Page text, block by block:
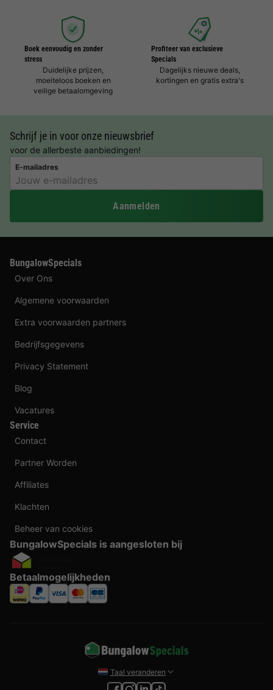
Boek eenvoudig en zonder
stress
Duidelijke prijzen,
moeiteloos boeken en
veilige betaalomgeving
Profiteer van exclusieve
Specials
Dagelijks nieuwe deals,
kortingen en gratis extra's
Schrijf je in voor onze nieuwsbrief
voor de allerbeste aanbiedingen!
E-mailadres
Aanmelden
BungalowSpecials
Over Ons
Algemene voorwaarden
Extra voorwaarden partners
Bedrijfsgegevens
Privacy Statement
Blog
Vacatures
Service
Contact
Partner Worden
Affiliates
Klachten
Beheer van cookies
BungalowSpecials is aangesloten bij
Betaalmogelijkheden
Taal veranderen